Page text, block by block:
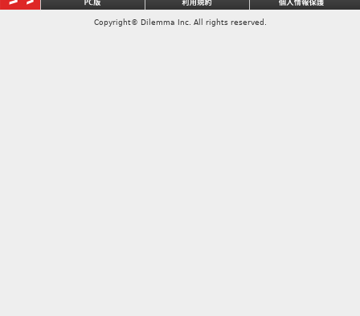
Copyright© Dilemma Inc. All rights reserved.